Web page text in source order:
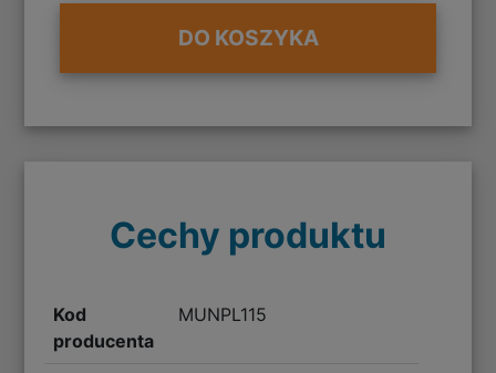
DO KOSZYKA
Cechy produktu
Kod
producenta
MUNPL115